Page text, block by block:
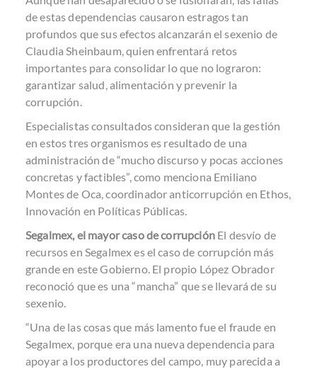
de estas dependencias causaron estragos tan
profundos que sus efectos alcanzarán el sexenio de
Claudia Sheinbaum, quien enfrentará retos
importantes para consolidar lo que no lograron:
garantizar salud, alimentación y prevenir la
corrupción.
Especialistas consultados consideran que la gestión
en estos tres organismos es resultado de una
administración de “mucho discurso y pocas acciones
concretas y factibles”, como menciona Emiliano
Montes de Oca, coordinador anticorrupción en Ethos,
Innovación en Políticas Públicas.
Segalmex, el mayor caso de corrupciónEl desvío de
recursos en Segalmex es el caso de corrupción más
grande en este Gobierno. El propio López Obrador
reconoció que es una “mancha” que se llevará de su
sexenio.
“Una de las cosas que más lamento fue el fraude en
Segalmex, porque era una nueva dependencia para
apoyar a los productores del campo, muy parecida a